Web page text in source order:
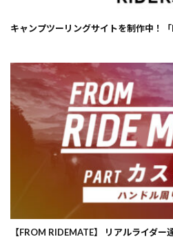
キャンプツーリングサイトを制作中！「
【FROM RIDEMATE】 リアルライダ